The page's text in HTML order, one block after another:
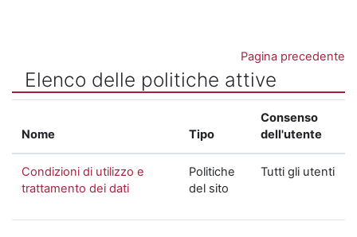
Pagina precedente
Elenco delle politiche attive
Nome Tipo
Consenso
dell'utente
Condizioni di utilizzo e
trattamento dei dati
Politiche
del sito
Tutti gli utenti